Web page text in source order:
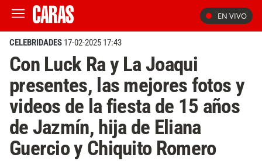
EN VIVO
CELEBRIDADES 17-02-2025 17:43
Con Luck Ra y La Joaqui
presentes, las mejores fotos y
videos de la fiesta de 15 años
de Jazmín, hija de Eliana
Guercio y Chiquito Romero